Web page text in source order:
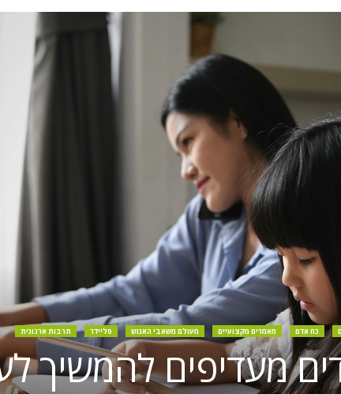
כח אדם מאמרים מקצועיים מעולם משאבי האנוש סליידר תרבות ארגונית
מעדיפים להמשיך